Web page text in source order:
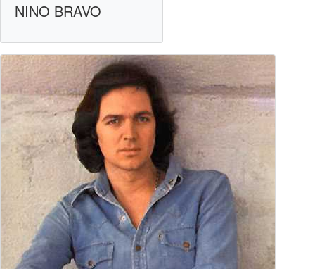
NINO BRAVO